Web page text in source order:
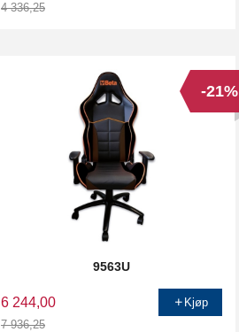
4 336,25
9563U
6 244,00
7 936,25
-21%
Kjøp